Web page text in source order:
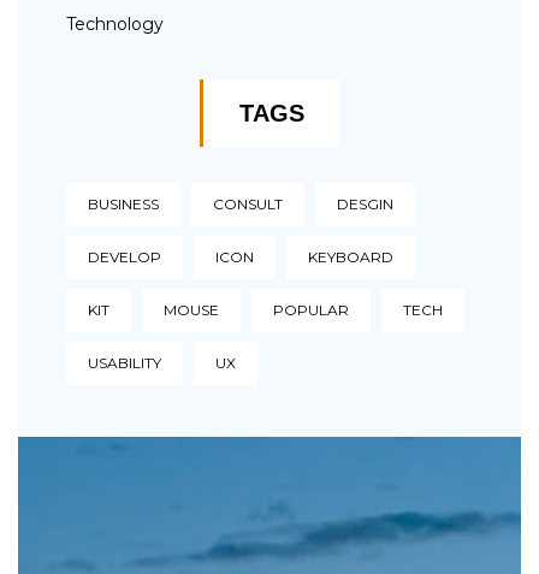
Technology
TAGS
BUSINESS CONSULT DESGIN
DEVELOP ICON KEYBOARD
KIT MOUSE POPULAR TECH
USABILITY UX